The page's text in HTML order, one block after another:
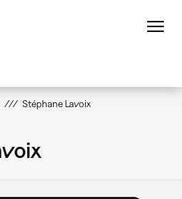
Stéphane Lavoix